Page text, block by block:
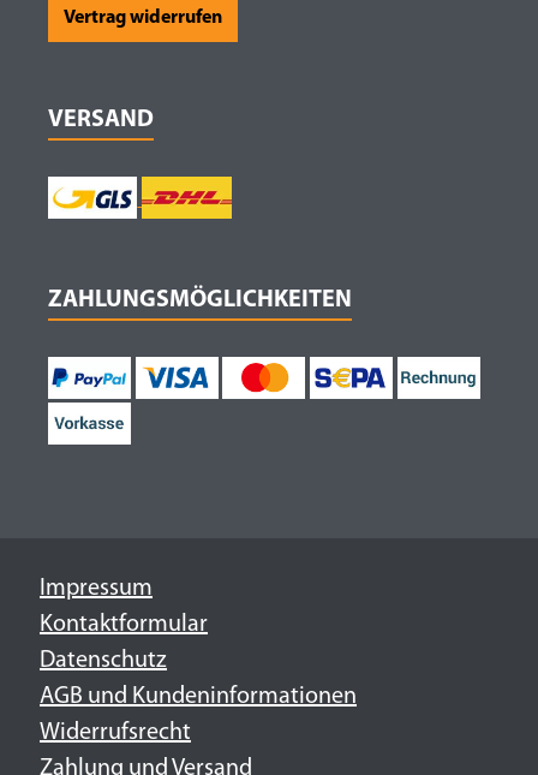
Vertrag widerrufen
VERSAND
ZAHLUNGSMÖGLICHKEITEN
Impressum
Kontaktformular
Datenschutz
AGB und Kundeninformationen
Widerrufsrecht
Zahlung und Versand